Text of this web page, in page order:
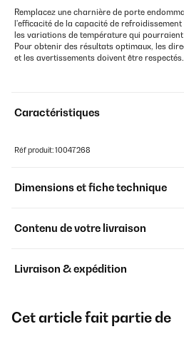
Remplacez une charnière de porte
l'efficacité de la capacité de
les variations de température qui
Pour obtenir des résultats optimaux, les
et les avertissements doivent être respectés.
Caractéristiques
Réf produit: 10047268
Dimensions et fiche technique
Contenu de votre livraison
Livraison & expédition
Cet article fait partie de